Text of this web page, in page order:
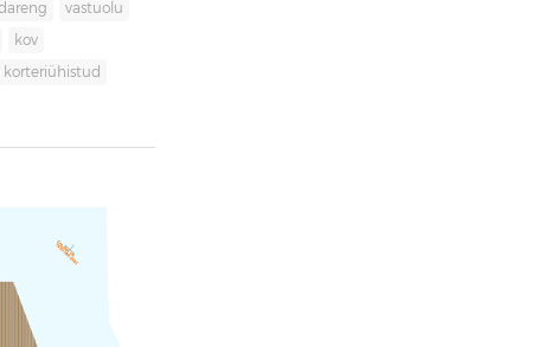
vastuolu
kov
korteriühistud